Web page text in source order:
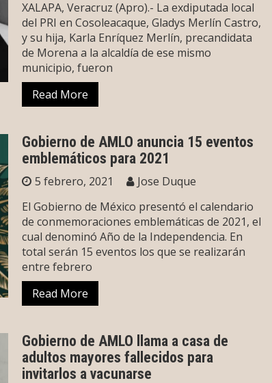
XALAPA, Veracruz (Apro).- La exdiputada local
del PRI en Cosoleacaque, Gladys Merlín Castro,
y su hija, Karla Enríquez Merlín, precandidata
de Morena a la alcaldía de ese mismo
municipio, fueron
Read More
Gobierno de AMLO anuncia 15 eventos
emblemáticos para 2021
5 febrero, 2021
Jose Duque
El Gobierno de México presentó el calendario
de conmemoraciones emblemáticas de 2021, el
cual denominó Año de la Independencia. En
total serán 15 eventos los que se realizarán
entre febrero
Read More
Gobierno de AMLO llama a casa de
adultos mayores fallecidos para
invitarlos a vacunarse